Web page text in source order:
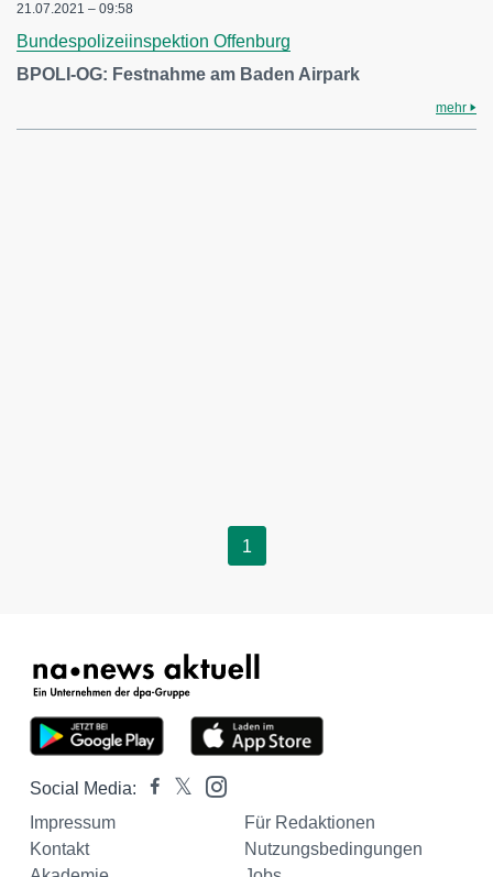
21.07.2021 – 09:58
Bundespolizeiinspektion Offenburg
BPOLI-OG: Festnahme am Baden Airpark
mehr
1
Social Media:
Impressum
Für Redaktionen
Kontakt
Nutzungsbedingungen